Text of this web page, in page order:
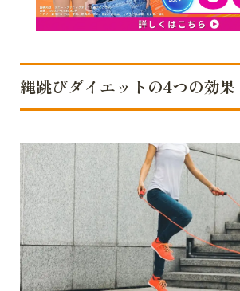
縄跳びダイエットの4つの効果